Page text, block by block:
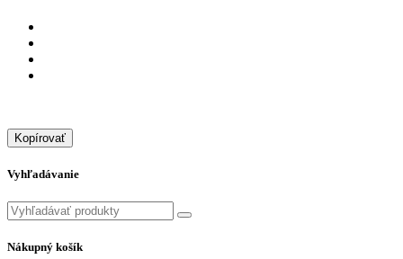
Kopírovať
Vyhľadávanie
Nákupný košík